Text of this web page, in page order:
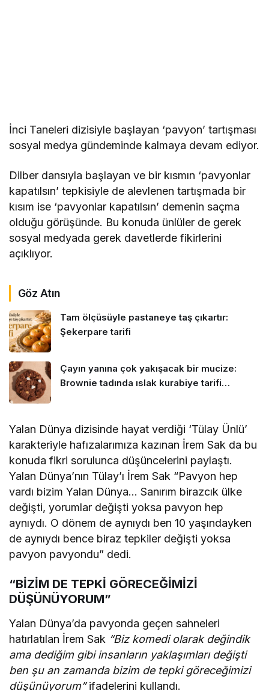
İnci Taneleri dizisiyle başlayan ‘pavyon’ tartışması
sosyal medya gündeminde kalmaya devam ediyor.
Dilber dansıyla başlayan ve bir kısmın ‘pavyonlar
kapatılsın’ tepkisiyle de alevlenen tartışmada bir
kısım ise ‘pavyonlar kapatılsın’ demenin saçma
olduğu görüşünde. Bu konuda ünlüler de gerek
sosyal medyada gerek davetlerde fikirlerini
açıklıyor.
Göz Atın
Tam ölçüsüyle pastaneye taş çıkartır:
Şekerpare tarifi
Çayın yanına çok yakışacak bir mucize:
Brownie tadında ıslak kurabiye tarifi…
Yalan Dünya dizisinde hayat verdiği ‘Tülay Ünlü’
karakteriyle hafızalarımıza kazınan İrem Sak da bu
konuda fikri sorulunca düşüncelerini paylaştı.
Yalan Dünya’nın Tülay’ı İrem Sak “Pavyon hep
vardı bizim Yalan Dünya… Sanırım birazcık ülke
değişti, yorumlar değişti yoksa pavyon hep
aynıydı. O dönem de aynıydı ben 10 yaşındayken
de aynıydı bence biraz tepkiler değişti yoksa
pavyon pavyondu” dedi.
“BİZİM DE TEPKİ GÖRECEĞİMİZİ
DÜŞÜNÜYORUM”
Yalan Dünya’da pavyonda geçen sahneleri
hatırlatılan İrem Sak “Biz komedi olarak değindik
ama dediğim gibi insanların yaklaşımları değişti
ben şu an zamanda bizim de tepki göreceğimizi
düşünüyorum”ifadelerini kullandı.